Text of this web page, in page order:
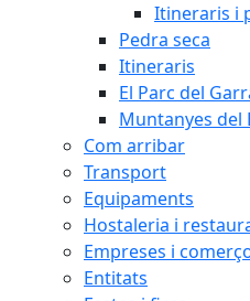
Itineraris i
Pedra seca
Itineraris
El Parc del
Muntanyes del
Com arribar
Transport
Equipaments
Hostaleria i
Empreses i
Entitats